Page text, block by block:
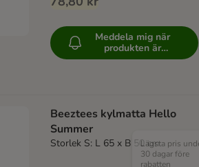
Meddela mig när
produkten är
tillgänglig
Beeztees kylmatta Hello
Summer
Storlek S: L 65 x B 50 cmLägsta pris
30 dagar före
rabatten